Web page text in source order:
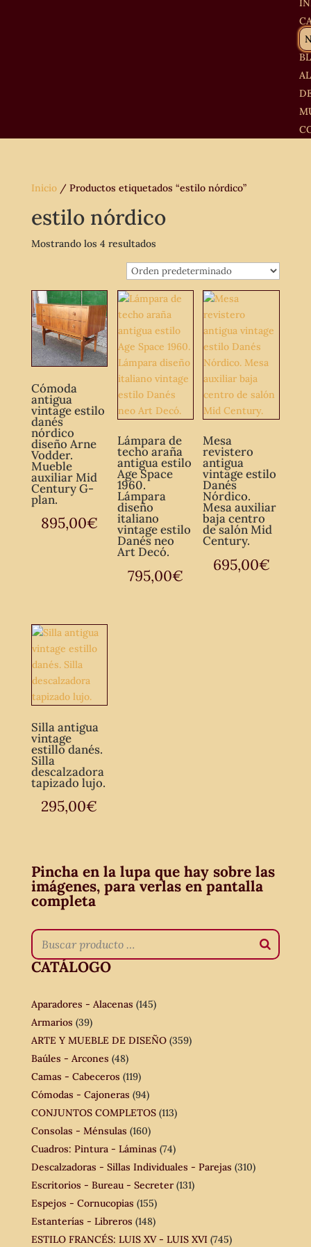
Inicio/ Productos etiquetados “estilo nórdico”
estilo nórdico
Mostrando los 4 resultados
Cómoda
antigua
vintage estilo
danés
nórdico
diseño Arne
Vodder.
Mueble
auxiliar Mid
Century G-
plan.
895,00€
Lámpara de
techo araña
antigua estilo
Age Space
1960.
Lámpara
diseño
italiano
vintage estilo
Danés neo
Art Decó.
795,00€
Mesa
revistero
antigua
vintage estilo
Danés
Nórdico.
Mesa auxiliar
baja centro
de salón Mid
Century.
695,00€
Silla antigua
vintage
estillo danés.
Silla
descalzadora
tapizado lujo.
295,00€
Pincha en la lupa que hay sobre las
imágenes, para verlas en pantalla
completa
CATÁLOGO
Aparadores - Alacenas (145)
Armarios (39)
ARTE Y MUEBLE DE DISEÑO (359)
Baúles - Arcones (48)
Camas - Cabeceros (119)
Cómodas - Cajoneras (94)
CONJUNTOS COMPLETOS (113)
Consolas - Ménsulas (160)
Cuadros: Pintura - Láminas (74)
Descalzadoras - Sillas Individuales - Parejas (310)
Escritorios - Bureau - Secreter (131)
Espejos - Cornucopias (155)
Estanterías - Libreros (148)
ESTILO FRANCÉS: LUIS XV - LUIS XVI (745)